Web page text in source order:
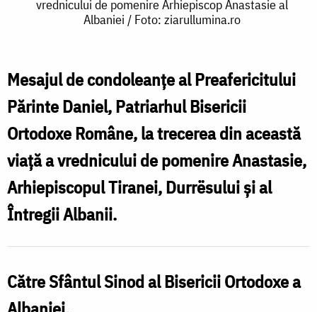
de
trecerea
din
această
lume
a
vrednicului
Arhiepiscop
vrednicului de pomenire Arhiepiscop Anastasie al
Albaniei / Foto: ziarullumina.ro
Mesajul de condoleanţe al Preafericitului
Părinte Daniel, Patriarhul Bisericii
Ortodoxe Române, la trecerea din această
viaţă a vrednicului de pomenire Anastasie,
Arhiepiscopul Tiranei, Durrësului și al
Întregii Albanii.
Către Sfântul Sinod al Bisericii Ortodoxe a